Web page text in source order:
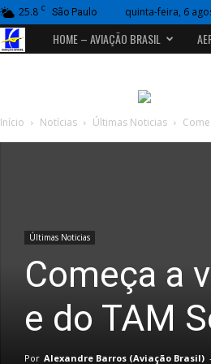
25.8 C São Paulo quinta-feira, 6
Portal
HOME – AVIAÇÃO BRASIL
Início Notícias Últimas Noticias
Últimas Noticias
Começa a
e do TAM
Por Alexandre Barros (Aviação Brasil) -